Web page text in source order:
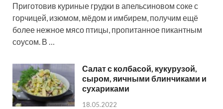
Приготовив куриные грудки в апельсиновом соке с
горчицей, изюмом, мёдом и имбирем, получим ещё
более нежное мясо птицы, пропитанное пикантным
соусом. В …
Салат с колбасой, кукурузой,
сыром, яичными блинчиками и
сухариками
18.05.2022